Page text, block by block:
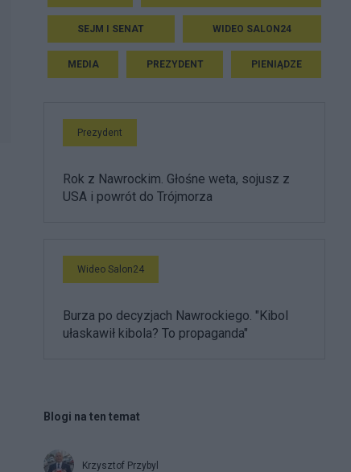
SEJM I SENAT WIDEO SALON24
MEDIA PREZYDENT PIENIĄDZE
Prezydent
Rok z Nawrockim. Głośne weta, sojusz z
USA i powrót do Trójmorza
Wideo Salon24
Burza po decyzjach Nawrockiego. "Kibol
ułaskawił kibola? To propaganda"
Blogi na ten temat
Krzysztof Przybyl